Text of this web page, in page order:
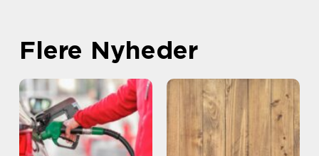
Flere Nyheder